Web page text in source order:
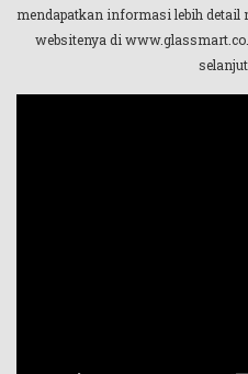
mendapatkan informasi lebih detail
websitenya di